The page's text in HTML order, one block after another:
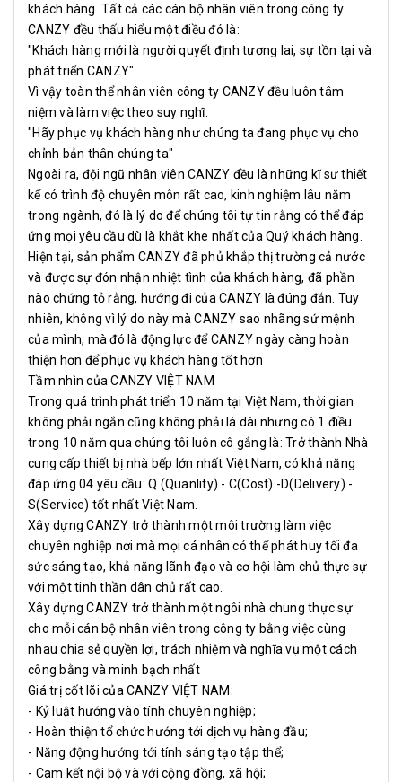
khách hàng. Tất cả các cán bộ nhân viên trong công ty
CANZY đều thấu hiểu một điều đó là:
"Khách hàng mới là người quyết định tương lai, sự tồn tại và
phát triển CANZY"
Vì vậy toàn thể nhân viên công ty CANZY đều luôn tâm
niệm và làm việc theo suy nghĩ:
"Hãy phục vụ khách hàng như chúng ta đang phục vụ cho
chỉnh bản thân chúng ta"
Ngoài ra, đội ngũ nhân viên CANZY đều là những kĩ sư thiết
kế có trình độ chuyên môn rất cao, kinh nghiệm lâu năm
trong ngành, đó là lý do để chúng tôi tự tin rằng có thể đáp
ứng mọi yêu cầu dù là khắt khe nhất của Quý khách hàng.
Hiện tại, sản phẩm CANZY đã phủ khắp thị trường cả nước
và được sự đón nhận nhiệt tình của khách hàng, đã phần
nào chứng tỏ rằng, hướng đi của CANZY là đúng đắn. Tuy
nhiên, không vì lý do này mà CANZY sao nhãng sứ mệnh
của mình, mà đó là động lực để CANZY ngày càng hoàn
thiện hơn để phục vụ khách hàng tốt hơn
Tầm nhìn của CANZY VIỆT NAM
Trong quá trình phát triển 10 năm tại Việt Nam, thời gian
không phải ngắn cũng không phải là dài nhưng có 1 điều
trong 10 năm qua chúng tôi luôn cô gắng là: Trở thành Nhà
cung cấp thiết bị nhà bếp lớn nhất Việt Nam, có khả năng
đáp ứng 04 yêu cầu: Q (Quanlity) - C(Cost) -D(Delivery) -
S(Service) tốt nhất Việt Nam.
Xây dựng CANZY trở thành một môi trường làm việc
chuyên nghiệp nơi mà mọi cá nhân có thể phát huy tối đa
sức sáng tạo, khả năng lãnh đạo và cơ hội làm chủ thực sự
với một tinh thần dân chủ rất cao.
Xây dựng CANZY trở thành một ngôi nhà chung thực sự
cho mỗi cán bộ nhân viên trong công ty bằng việc cùng
nhau chia sẻ quyền lợi, trách nhiệm và nghĩa vụ một cách
công bằng và minh bạch nhất
Giá trị cốt lõi của CANZY VIỆT NAM:
- Kỷ luật hướng vào tính chuyên nghiệp;
- Hoàn thiện tổ chức hướng tới dịch vụ hàng đầu;
- Năng động hướng tới tính sáng tạo tập thể;
- Cam kết nội bộ và với cộng đồng, xã hội;